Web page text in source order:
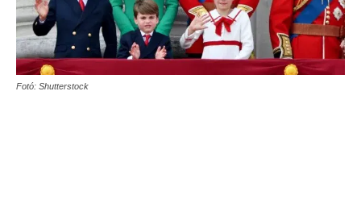
Fotó: Shutterstock